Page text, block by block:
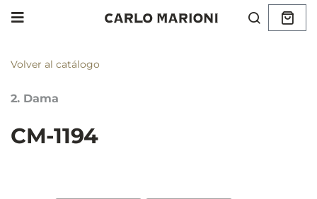
Volver al catálogo
2. Dama
CM-1194